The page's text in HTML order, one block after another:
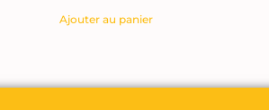
Ajouter au panier